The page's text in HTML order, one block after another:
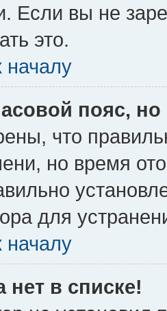
Если вы не
это.
началу
пояс,
что
но время
для
началу
нет в списке!